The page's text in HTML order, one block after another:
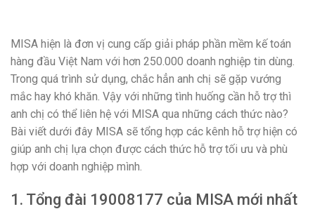
MISA hiện là đơn vị cung cấp giải pháp phần mềm kế toán
hàng đầu Việt Nam với hơn 250.000 doanh nghiệp tin dùng.
Trong quá trình sử dụng, chắc hẳn anh chị sẽ gặp vướng
mắc hay khó khăn. Vậy với những tình huống cần hỗ trợ thì
anh chị có thể liên hệ với MISA qua những cách thức nào?
Bài viết dưới đây MISA sẽ tổng hợp các kênh hỗ trợ hiện có
giúp anh chị lựa chọn được cách thức hỗ trợ tối ưu và phù
hợp với doanh nghiệp mình.
1. Tổng đài 19008177 của MISA mới nhất